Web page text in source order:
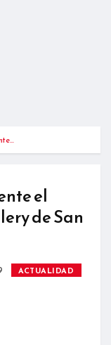
el
de San
ACTUALIDAD